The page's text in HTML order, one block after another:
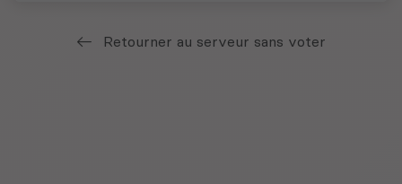
Retourner au serveur sans voter